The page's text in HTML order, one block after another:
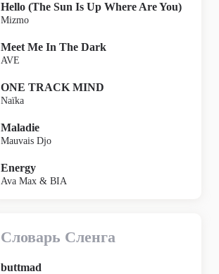
Hello (The Sun Is Up Where Are You)
Mizmo
Meet Me In The Dark
AVE
ONE TRACK MIND
Naïka
Maladie
Mauvais Djo
Energy
Ava Max & BIA
Словарь Сленга
buttmad